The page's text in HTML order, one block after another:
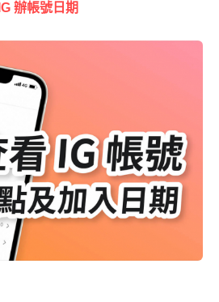
IG 辦帳號日期